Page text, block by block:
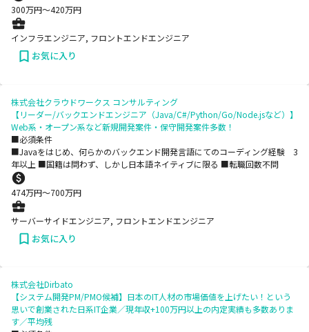
300万円〜420万円
インフラエンジニア, フロントエンドエンジニア
お気に入り
株式会社クラウドワークス コンサルティング
【リーダー/バックエンドエンジニア（Java/C#/Python/Go/Node.jsなど）】
Web系・オープン系など新規開発案件・保守開発案件多数！
■必須条件
■Javaをはじめ、何らかのバックエンド開発言語にてのコーディング経験 3
年以上 ■国籍は問わず、しかし日本語ネイティブに限る ■転職回数不問
474万円〜700万円
サーバーサイドエンジニア, フロントエンドエンジニア
お気に入り
株式会社Dirbato
【システム開発PM/PMO候補】日本のIT人材の市場価値を上げたい！という
思いで創業された日系IT企業／現年収+100万円以上の内定実績も多数ありま
す／平均残